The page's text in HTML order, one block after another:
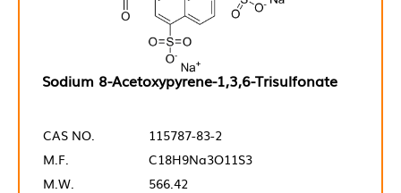
Sodium 8-Acetoxypyrene-1,3,6-Trisulfonate
CAS NO.
115787-83-2
M.F.
C18H9Na3O11S3
M.W.
566.42